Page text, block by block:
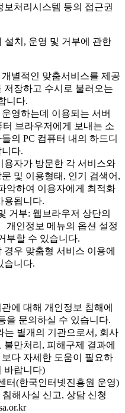
보처리시스템 등의 접근권
설치, 운영 및 거부에 관한
별적인 맞춤서비스를 제공
저장하고 수시로 불러오는
니다.
영하는데 이용되는 서버
브라우저에게 보내는 소
의 PC 컴퓨터 내의 하드디
다.
용자가 방문한 각 서비스와
및 이용형태, 인기 검색어,
악하여 이용자에게 최적화
용됩니다.
거부: 웹브라우저 상단의
개인정보 메뉴의 옵션 설정
부할 수 있습니다.
경우 맞춤형 서비스 이용에
습니다.
에 대해 개인정보 침해에
을 문의하실 수 있습니다.
는 별개의 기관으로서, 회사
만처리, 피해구제 결과에
다 자세한 도움이 필요하
바랍니다)
터(한국인터넷진흥원 운영)
해사실 신고, 상담 신청